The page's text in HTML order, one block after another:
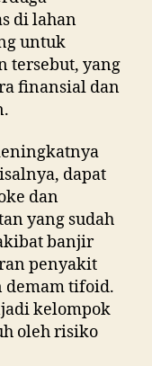
di lahan
untuk
tersebut, yang
finansial dan
dapat
dan
yang sudah
banjir
penyakit
demam tifoid.
kelompok
oleh risiko